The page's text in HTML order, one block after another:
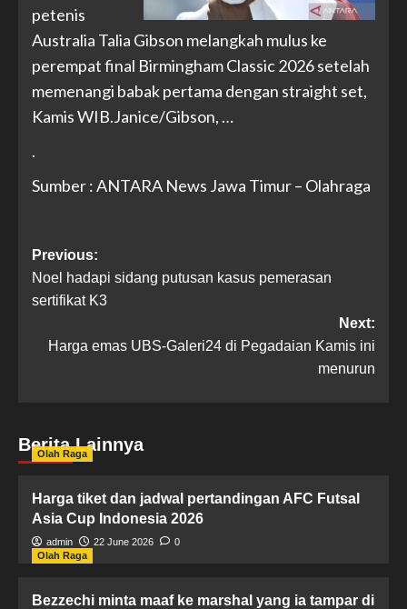
petenis
Australia Talia Gibson melangkah mulus ke
perempat final Birmingham Classic 2026 setelah
memenangi babak pertama dengan straight set,
Kamis WIB.Janice/Gibson, …
.
Sumber : ANTARA News Jawa Timur – Olahraga
Previous:
Noel hadapi sidang putusan kasus pemerasan
sertifikat K3
Next:
Harga emas UBS-Galeri24 di Pegadaian Kamis ini
menurun
Berita Lainnya
Olah Raga
Harga tiket dan jadwal pertandingan AFC Futsal
Asia Cup Indonesia 2026
admin 22 June 2026
0
Olah Raga
Bezzechi minta maaf ke marshal yang ia tampar di